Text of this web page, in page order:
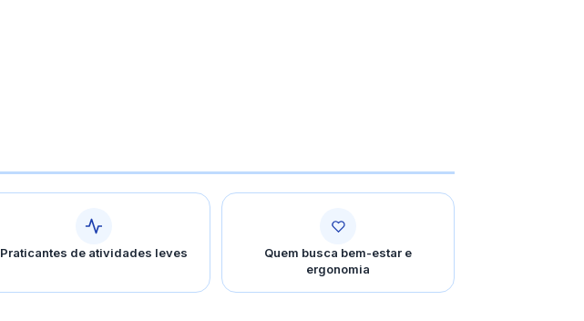
Praticantes de atividades leves
Quem busca bem-estar e
ergonomia